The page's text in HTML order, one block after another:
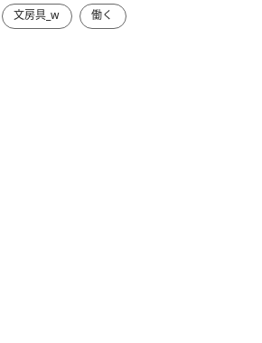
文房具_w 働く